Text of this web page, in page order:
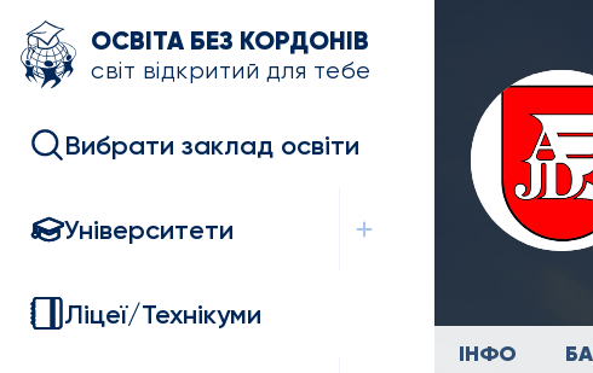
ОСВІТА БЕЗ КОРДОНІВ
світ відкритий для тебе
Вибрати заклад освіти
Університети
Ліцеї/Технікуми
ІНФО